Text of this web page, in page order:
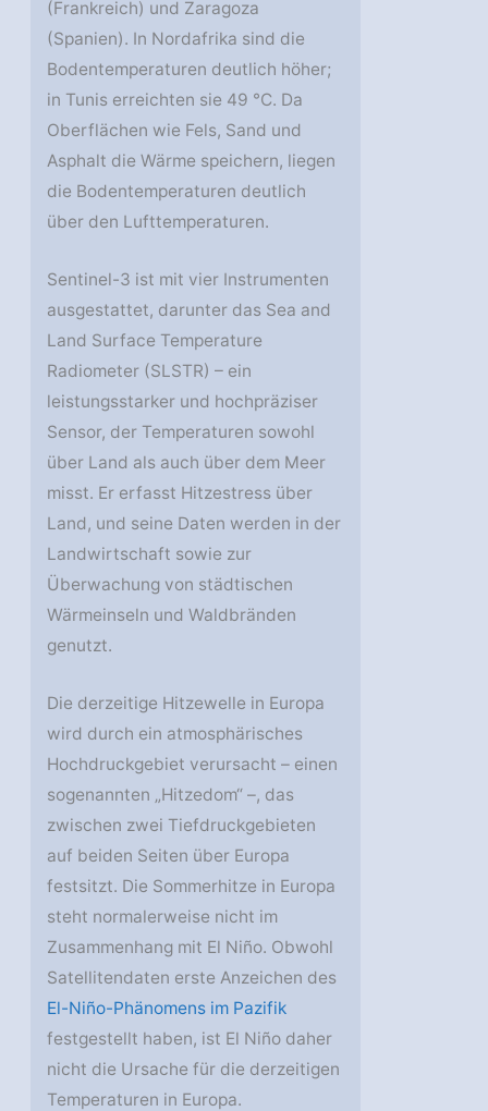
(Frankreich) und Zaragoza
(Spanien). In Nordafrika sind die
Bodentemperaturen deutlich höher;
in Tunis erreichten sie 49 °C. Da
Oberflächen wie Fels, Sand und
Asphalt die Wärme speichern, liegen
die Bodentemperaturen deutlich
über den Lufttemperaturen.
Sentinel-3 ist mit vier Instrumenten
ausgestattet, darunter das Sea and
Land Surface Temperature
Radiometer (SLSTR) – ein
leistungsstarker und hochpräziser
Sensor, der Temperaturen sowohl
über Land als auch über dem Meer
misst. Er erfasst Hitzestress über
Land, und seine Daten werden in der
Landwirtschaft sowie zur
Überwachung von städtischen
Wärmeinseln und Waldbränden
genutzt.
Die derzeitige Hitzewelle in Europa
wird durch ein atmosphärisches
Hochdruckgebiet verursacht – einen
sogenannten „Hitzedom“ –, das
zwischen zwei Tiefdruckgebieten
auf beiden Seiten über Europa
festsitzt. Die Sommerhitze in Europa
steht normalerweise nicht im
Zusammenhang mit El Niño. Obwohl
Satellitendaten erste Anzeichen des
El-Niño-Phänomens im Pazifik
festgestellt haben, ist El Niño daher
nicht die Ursache für die derzeitigen
Temperaturen in Europa.